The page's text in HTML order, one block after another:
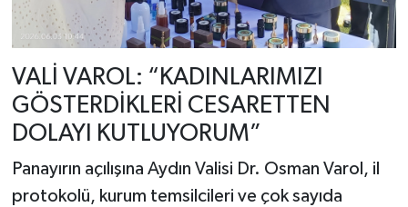
VALİ VAROL: “KADINLARIMIZI
GÖSTERDİKLERİ CESARETTEN
DOLAYI KUTLUYORUM”
Panayırın açılışına Aydın Valisi Dr. Osman Varol, il
protokolü, kurum temsilcileri ve çok sayıda